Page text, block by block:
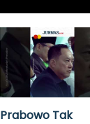
Prabowo Tak